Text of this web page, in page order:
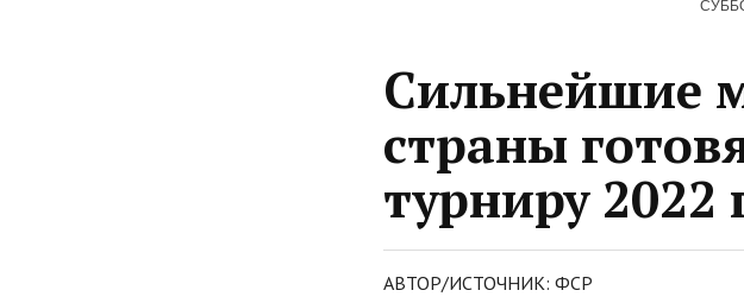
Сильнейшие
страны
турниру 2022
АВТОР/ИСТОЧНИК: ФСР